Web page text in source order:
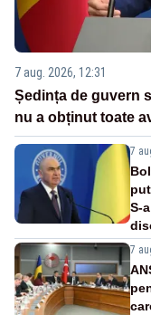
7 aug. 2026, 12:31
Ședința de guvern
nu a obținut toate
7
S-
7